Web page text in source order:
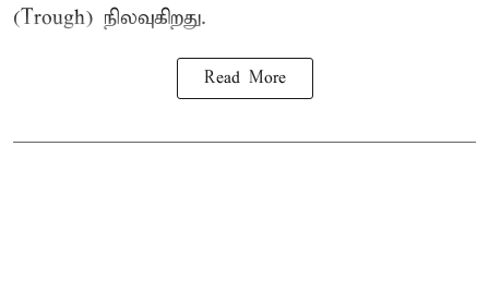
(Trough) நிலவுகிறது.
Read More